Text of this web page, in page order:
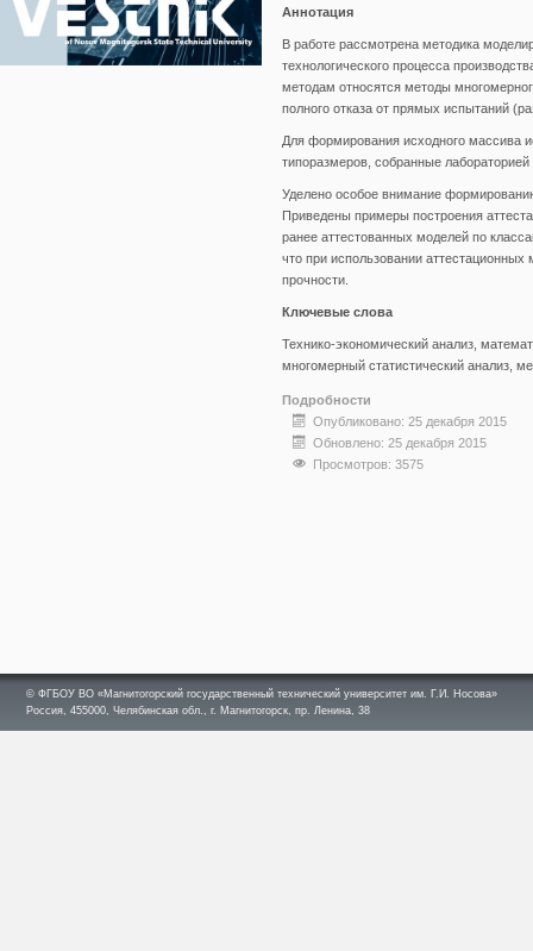
Аннотация
В работе рассмотрена методика
технологического процесса
методам относятся методы
полного отказа от прямых испытаний
Для формирования исходного массива
типоразмеров, собранные лабораторией
Уделено особое внимание
Приведены примеры построения
ранее аттестованных моделей по
что при использовании
прочности.
Ключевые слова
Технико-экономический анализ,
многомерный статистический анализ,
Подробности
Опубликовано: 25 декабря 2015
Обновлено: 25 декабря 2015
Просмотров: 3575
© ФГБОУ ВО «Магнитогорский государственный технический университет им. Г.И. Носова»
Россия, 455000, Челябинская обл., г. Магнитогорск, пр. Ленина, 38